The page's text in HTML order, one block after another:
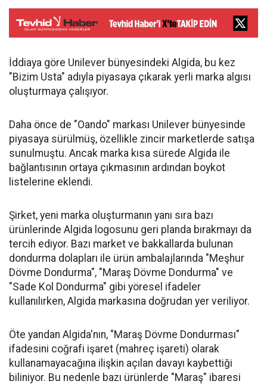
İddiaya göre Unilever bünyesindeki Algida, bu kez
"Bizim Usta" adıyla piyasaya çıkarak yerli marka algısı
oluşturmaya çalışıyor.
Daha önce de "Oando" markası Unilever bünyesinde
piyasaya sürülmüş, özellikle zincir marketlerde satışa
sunulmuştu. Ancak marka kısa sürede Algida ile
bağlantısının ortaya çıkmasının ardından boykot
listelerine eklendi.
Şirket, yeni marka oluşturmanın yanı sıra bazı
ürünlerinde Algida logosunu geri planda bırakmayı da
tercih ediyor. Bazı market ve bakkallarda bulunan
dondurma dolapları ile ürün ambalajlarında "Meşhur
Dövme Dondurma", "Maraş Dövme Dondurma" ve
"Sade Kol Dondurma" gibi yöresel ifadeler
kullanılırken, Algida markasına doğrudan yer veriliyor.
Öte yandan Algida'nın, "Maraş Dövme Dondurması"
ifadesini coğrafi işaret (mahreç işareti) olarak
kullanamayacağına ilişkin açılan davayı kaybettiği
biliniyor. Bu nedenle bazı ürünlerde "Maraş" ibaresi